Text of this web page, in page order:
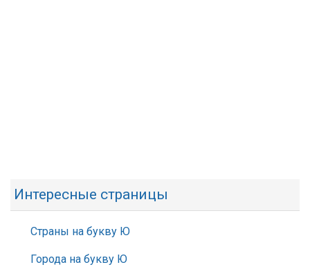
Интересные страницы
Страны на букву Ю
Города на букву Ю